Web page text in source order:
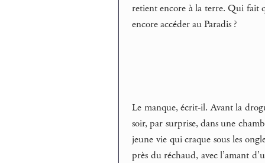
retient encore à la terre. Qui fait
encore accéder au Paradis ?
Le manque, écrit-il. Avant la
soir, par surprise, dans une
jeune vie qui craque sous les
près du réchaud, avec l’amant